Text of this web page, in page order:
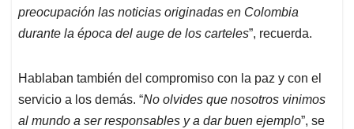
preocupación las noticias originadas en Colombia
durante la época del auge de los carteles”, recuerda.
Hablaban también del compromiso con la paz y con el
servicio a los demás. “No olvides que nosotros vinimos
al mundo a ser responsables y a dar buen ejemplo”, se